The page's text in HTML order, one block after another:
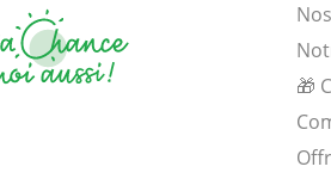
🎁